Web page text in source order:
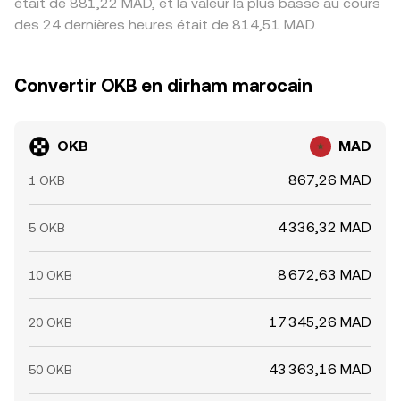
des 24 dernières heures était de 814,51 MAD.
Convertir OKB en dirham marocain
OKB MAD
1 OKB 867,26 MAD
5 OKB 4 336,32 MAD
10 OKB 8 672,63 MAD
20 OKB 17 345,26 MAD
50 OKB 43 363,16 MAD